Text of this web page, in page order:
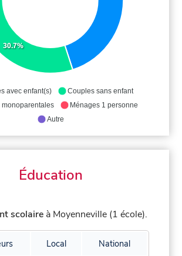
30.7%
avec enfant(s)
Couples sans enfant
monoparentales
Ménages 1 personne
Autre
Éducation
scolaire à Moyenneville (1 école).
Local National